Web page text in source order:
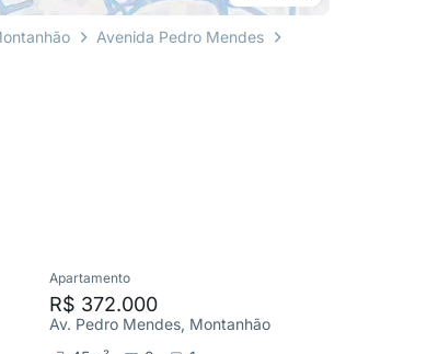
Avenida Pedro Mendes
Apartamento
R$ 372.000
Av. Pedro Mendes, Montanhão